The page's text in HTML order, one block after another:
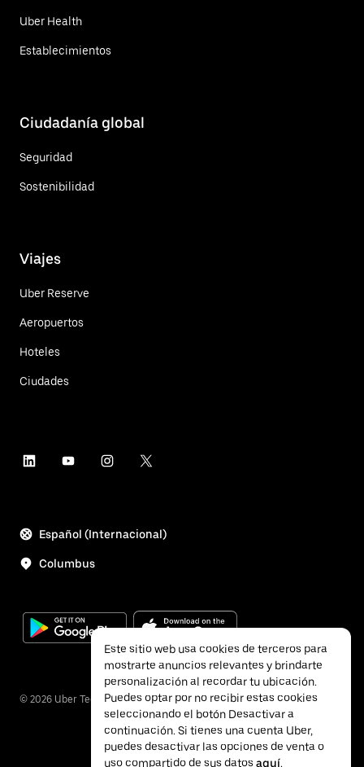
Uber Health
Establecimientos
Ciudadanía global
Seguridad
Sostenibilidad
Viajes
Uber Reserve
Aeropuertos
Hoteles
Ciudades
Español (Internacional)
Columbus
© 2026 Uber Technologies Inc.
Este sitio web usa cookies de terceros para
mostrarte anuncios relevantes y brindarte
personalización al recordar tu ubicación.
Puedes optar por no recibir estas cookies
seleccionando el botón Desactivar a
continuación. Si tienes una cuenta Uber,
puedes desactivar las opciones de venta o
uso compartido de sus datos aquí.